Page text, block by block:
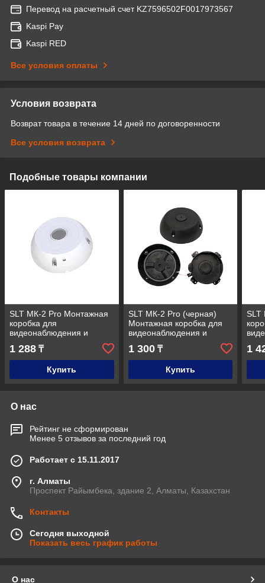
Перевод на расчетный счет KZ7596502F0017973567
Kaspi Pay
Kaspi RED
Все условия оплаты
Условия возврата
Возврат товара в течение 14 дней по договоренности
Все условия возврата
Подобные товары компании
SLT МК-2 Pro Монтажная
коробка для
видеонаблюдения и
охранного наблюдения
(белая)
1 288 ₸
Купить
SLT МК-2 Pro (черная)
Монтажная коробка для
видеонаблюдения и
охранного наблюдения
1 300₸
Купить
1
О нас
Рейтинг не сформирован
Менее 5 отзывов за последний год
Работает с 15.11.2017
г. Алматы
Проспект Райымбека, здание 2, Алматы, Казахстан
Контакты
Сегодня выходной
Показать весь график работы
О нас